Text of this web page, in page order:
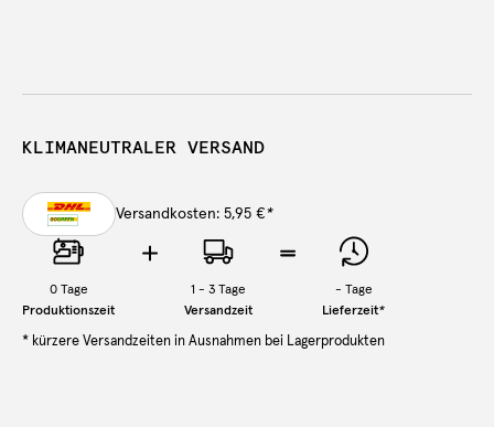
KLIMANEUTRALER VERSAND
Versandkosten: 5,95 €*
0Tage
Produktionszeit
1 - 3 Tage
Versandzeit
- Tage
Lieferzeit*
* kürzere Versandzeiten in Ausnahmen bei Lagerprodukten